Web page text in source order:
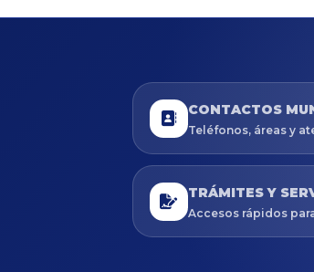
CONTACTOS
Teléfonos, áreas y
TRÁMITES Y
Accesos rápidos